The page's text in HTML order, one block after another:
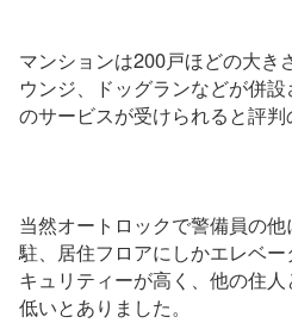
マンションは200戸ほどの大き
ウンジ、ドッグランなどが併
のサービスが受けられると評判
当然オートロックで警備員の
駐、居住フロアにしかエレベ
キュリティーが高く、他の住
低いとありました。